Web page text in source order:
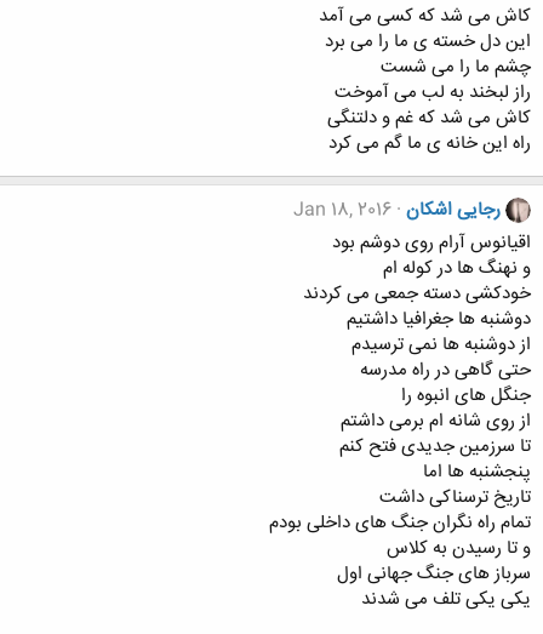
کاش می شد که کسی می آمد
این دل خسته ی ما را می برد
چشم ما را می شست
راز لبخند به لب می آموخت
کاش می شد که غم و دلتنگی
راه این خانه ی ما گم می کرد
رجایی اشکان Jan 18, 2016
اقیانوس آرام روی دوشم بود
و نهنگ ها در کوله ام
خودکشی دسته جمعی می کردند
دوشنبه ها جغرافیا داشتیم
از دوشنبه ها نمی ترسیدم
حتی گاهی در راه مدرسه
جنگل های انبوه را
از روی شانه ام برمی داشتم
تا سرزمین جدیدی فتح کنم
پنجشنبه ها اما
تاریخ ترسناکی داشت
تمام راه نگران جنگ های داخلی بودم
و تا رسیدن به کلاس
سرباز های جنگ جهانی اول
یکی یکی تلف می شدند